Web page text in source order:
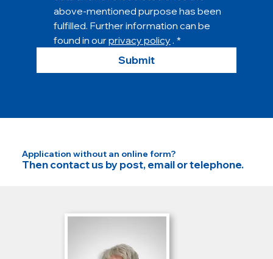
above-mentioned purpose has been
fulfilled. Further information can be
found in our privacy policy . *
Submit
Application without an online form?
Then contact us by post, email or telephone.